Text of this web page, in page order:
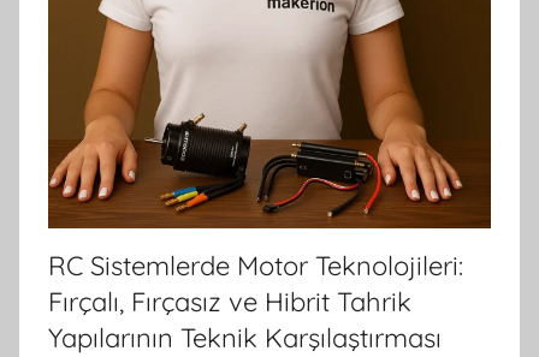
RC Sistemlerde Motor Teknolojileri:
Fırçalı, Fırçasız ve Hibrit Tahrik
Yapılarının Teknik Karşılaştırması